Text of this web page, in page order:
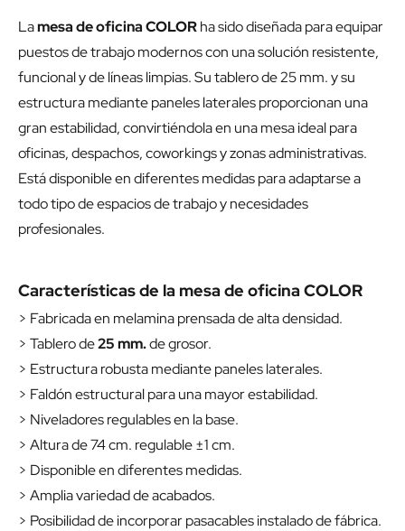
Lamesa de oficina COLORha sido diseñada para equipar
puestos de trabajo modernos con una solución resistente,
funcional y de líneas limpias. Su tablero de 25 mm. y su
estructura mediante paneles laterales proporcionan una
gran estabilidad, convirtiéndola en una mesa ideal para
oficinas, despachos, coworkings y zonas administrativas.
Está disponible en diferentes medidas para adaptarse a
todo tipo de espacios de trabajo y necesidades
profesionales.
Características de la mesa de oficina COLOR
> Fabricada en melamina prensada de alta densidad.
> Tablero de25 mm.de grosor.
> Estructura robusta mediante paneles laterales.
> Faldón estructural para una mayor estabilidad.
> Niveladores regulables en la base.
> Altura de 74 cm. regulable ±1 cm.
> Disponible en diferentes medidas.
> Amplia variedad de acabados.
> Posibilidad de incorporar pasacables instalado de fábrica.